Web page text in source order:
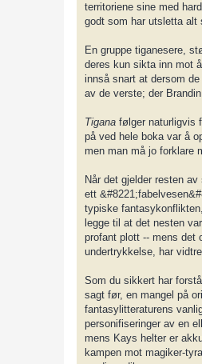
territoriene sine med
godt som har utsletta alt
En gruppe tiganesere,
deres kun sikta inn mot
innså snart at dersom
av de verste; der
Tigana følger naturligvis
på ved hele boka var å
men man må jo forklare
Når det gjelder resten
ett
typiske
legge til at det nesten
profant plott -- mens det
undertrykkelse, har
Som du sikkert har
sagt før, en mangel på
fantasylitteraturens
personifiseringer av en
mens Kays helter er
kampen mot magiker-